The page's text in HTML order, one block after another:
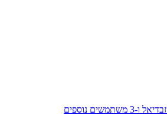
זבדיאל ו-3 משתמשים נוספים